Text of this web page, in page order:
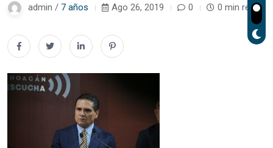
admin / 7 años Ago 26, 2019 0 0 min read